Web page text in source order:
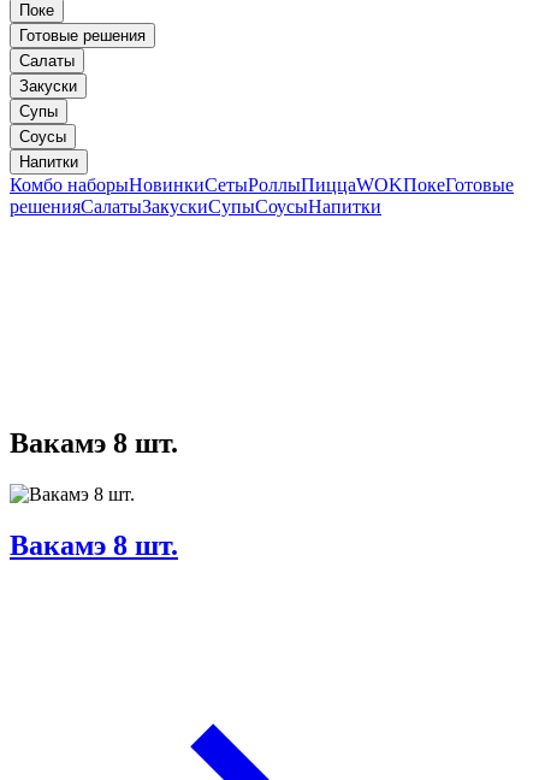
Поке
Готовые решения
Салаты
Закуски
Супы
Соусы
Напитки
Комбо наборыНовинкиСетыРоллыПиццаWOKПокеГотовые
решенияСалатыЗакускиСупыСоусыНапитки
Вакамэ 8 шт.
Вакамэ 8 шт.